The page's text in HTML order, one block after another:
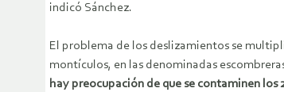
indicó Sánchez.
El problema de los deslizamientos se
montículos, en las denominadas
hay preocupación de que se contaminen los